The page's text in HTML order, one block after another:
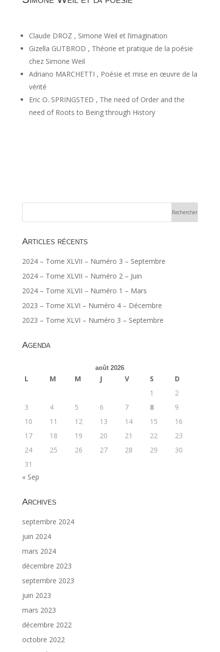
Claude DROZ , Simone Weil et l’imagination
Gizella GUTBROD , Théorie et pratique de la poésie
chez Simone Weil
Adriano MARCHETTI , Poésie et mise en œuvre de la
vérité
Eric O. SPRINGSTED , The need of Order and the
need of Roots to Being through History
Articles récents
2024 – Tome XLVII – Numéro 3 – Septembre
2024 – Tome XLVII – Numéro 2 – Juin
2024 – Tome XLVII – Numéro 1 – Mars
2023 – Tome XLVI – Numéro 4 – Décembre
2023 – Tome XLVI – Numéro 3 – Septembre
Agenda
août 2026
L M M J V S
D
1
2
3
4 5 6 7 8
9
10
11 12 13 14 15
16
17
18 19 20 21 22
23
24
25 26 27 28 29
30
31
« Sep
Archives
septembre 2024
juin 2024
mars 2024
décembre 2023
septembre 2023
juin 2023
mars 2023
décembre 2022
octobre 2022